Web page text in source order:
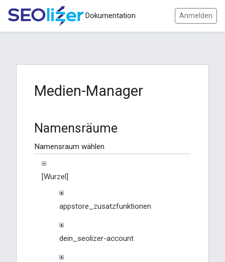
Dokumentation Anmelden
Medien-Manager
Namensräume
Namensraum wählen
[Wurzel]
appstore_zusatzfunktionen
dein_seolizer-account